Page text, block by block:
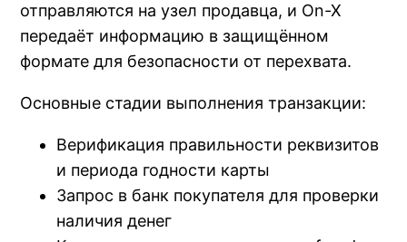
отправляются на узел продавца, и On-X
передаёт информацию в защищённом
формате для безопасности от перехвата.
Основные стадии выполнения транзакции:
Верификация правильности реквизитов
и периода годности карты
Запрос в банк покупателя для проверки
наличия денег